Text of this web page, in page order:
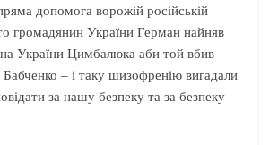
допомога ворожій російській
громадянин України Герман найняв
України Цимбалюка аби той вбив
Бабченко – і таку шизофренію вигадали
за нашу безпеку та за безпеку